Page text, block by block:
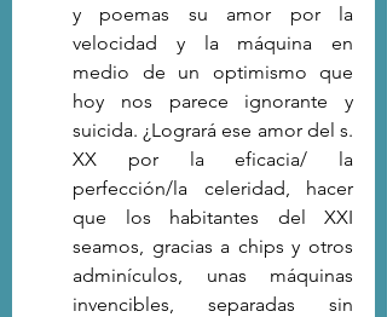
y poemas su amor por la
velocidad y la máquina en
medio de un optimismo que
hoy nos parece ignorante y
suicida. ¿Logrará ese amor del s.
XX por la eficacia/ la
perfección/la celeridad, hacer
que los habitantes del XXI
seamos, gracias a chips y otros
adminículos, unas máquinas
invencibles, separadas sin